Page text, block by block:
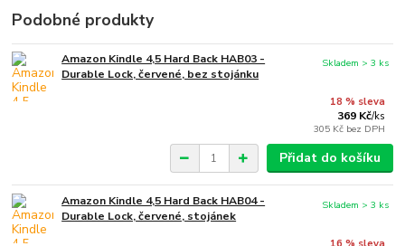
Podobné produkty
Amazon Kindle 4,5 Hard Back HAB03 -
Durable Lock, červené, bez stojánku
18 % sleva
369 Kč/ks
305 Kč bez DPH
Skladem > 3 ks
Přidat do košíku
Amazon Kindle 4,5 Hard Back HAB04 -
Durable Lock, červené, stojánek
Skladem > 3 ks